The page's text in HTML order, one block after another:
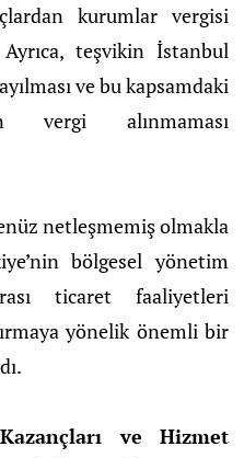
kurumlar vergisi
teşvikin İstanbul
ve bu kapsamdaki
vergi alınmaması
netleşmemiş olmakla
bölgesel yönetim
ticaret faaliyetleri
yönelik önemli bir
ve Hizmet